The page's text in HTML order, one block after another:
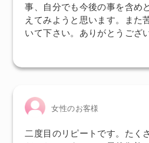
事、自分でも今後の事を含め
えてみようと思います。また
いて下さい。ありがとうござ
女性のお客様
二度目のリピートです。たく